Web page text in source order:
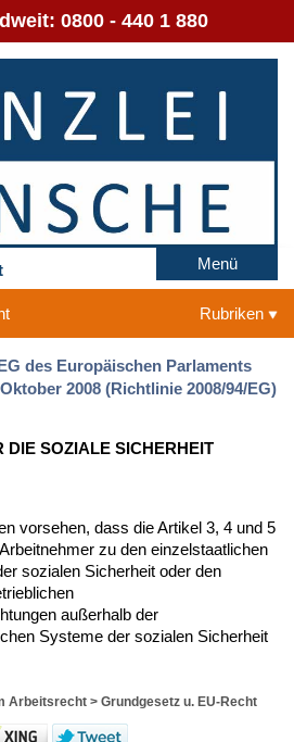
0800 - 440 1 880
Menü
Rubriken
des Europäischen Parlaments
2008 (Richtlinie 2008/94/EG)
DIE SOZIALE SICHERHEIT
vorsehen, dass die Artikel 3, 4 und 5
zu den einzelstaatlichen
sozialen Sicherheit oder den
außerhalb der
Systeme der sozialen Sicherheit
Arbeitsrecht > Grundgesetz u. EU-Recht